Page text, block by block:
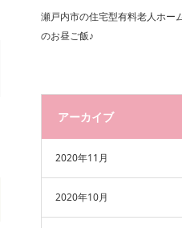
瀬戸内市の住宅型有料老人ホ
のお昼ご飯♪
アーカイブ
2020年11月
2020年10月